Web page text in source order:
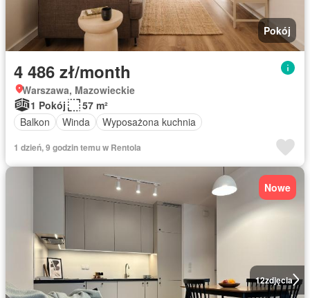
Pokój
4 486 zł/month
Warszawa, Mazowieckie
1 Pokój
57 m²
Balkon
Winda Wyposażona kuchnia
1 dzień, 9 godzin temu w Rentola
12zdjęcia
Nowe